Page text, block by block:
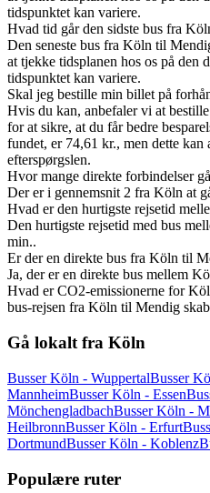
tidspunktet kan variere.
Hvad tid går den sidste bus fra
Den seneste bus fra Köln til
at tjekke tidsplanen hos os på den
tidspunktet kan variere.
Skal jeg bestille min billet på
Hvis du kan, anbefaler vi at
for at sikre, at du får bedre
fundet, er 74,61 kr., men dette
efterspørgslen.
Hvor mange direkte forbindelser
Der er i gennemsnit 2 fra Köln at
Hvad er den hurtigste rejsetid
Den hurtigste rejsetid med bus
min..
Er der en direkte bus fra Köln til
Ja, der er en direkte bus mellem
Hvad er CO2-emissionerne for
bus-rejsen fra Köln til Mendig
Gå lokalt fra Köln
Busser Köln - WuppertalBusser
MannheimBusser Köln - Essen
MönchengladbachBusser Köln -
HeilbronnBusser Köln - Erfurt
DortmundBusser Köln - Koblenz
Populære ruter